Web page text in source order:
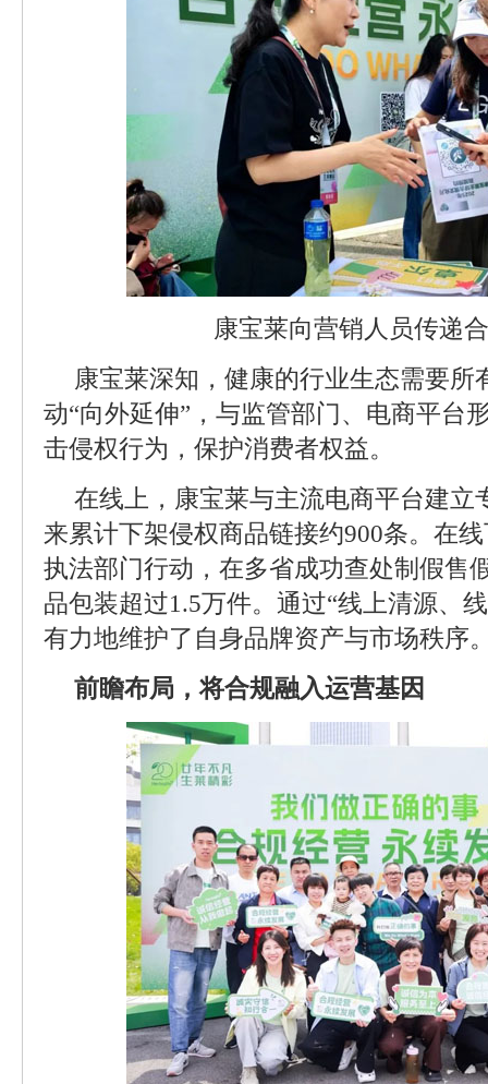
康宝莱向营销人员传递
康宝莱深知，健康的行业生态需要所
动“向外延伸”，与监管部门、电商平台
击侵权行为，保护消费者权益。
在线上，康宝莱与主流电商平台建立
来累计下架侵权商品链接约900条。在
执法部门行动，在多省成功查处制假售
品包装超过1.5万件。通过“线上清源、
有力地维护了自身品牌资产与市场秩序
前瞻布局，将合规融入运营基因